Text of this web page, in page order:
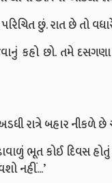
છું. રાત છે તો
કહો છો. તમે
રાત્રે બહાર નીકળે
ભૂત કોઈ દિવસ
નહીં...’